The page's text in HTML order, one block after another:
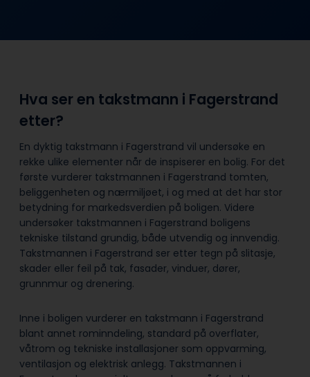
Hva ser en takstmann i Fagerstrand
etter?
En dyktig takstmann i Fagerstrand vil undersøke en
rekke ulike elementer når de inspiserer en bolig. For det
første vurderer takstmannen i Fagerstrand tomten,
beliggenheten og nærmiljøet, i og med at det har stor
betydning for markedsverdien på boligen. Videre
undersøker takstmannen i Fagerstrand boligens
tekniske tilstand grundig, både utvendig og innvendig.
Takstmannen i Fagerstrand ser etter tegn på slitasje,
skader eller feil på tak, fasader, vinduer, dører,
grunnmur og drenering.
Inne i boligen vurderer en takstmann i Fagerstrand
blant annet rominndeling, standard på overflater,
våtrom og tekniske installasjoner som oppvarming,
ventilasjon og elektrisk anlegg. Takstmannen i